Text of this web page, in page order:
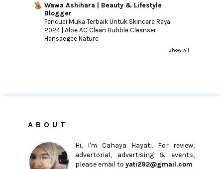
Wawa Ashihara | Beauty & Lifestyle
Blogger
Pencuci Muka Terbaik Untuk Skincare Raya
2024 | Aloe AC Clean Bubble Cleanser
Hansaegee Nature
Show All
ABOUT
Hi, I'm Cahaya Hayati. For review,
advertorial, advertising & events,
please email toyati292@gmail.com